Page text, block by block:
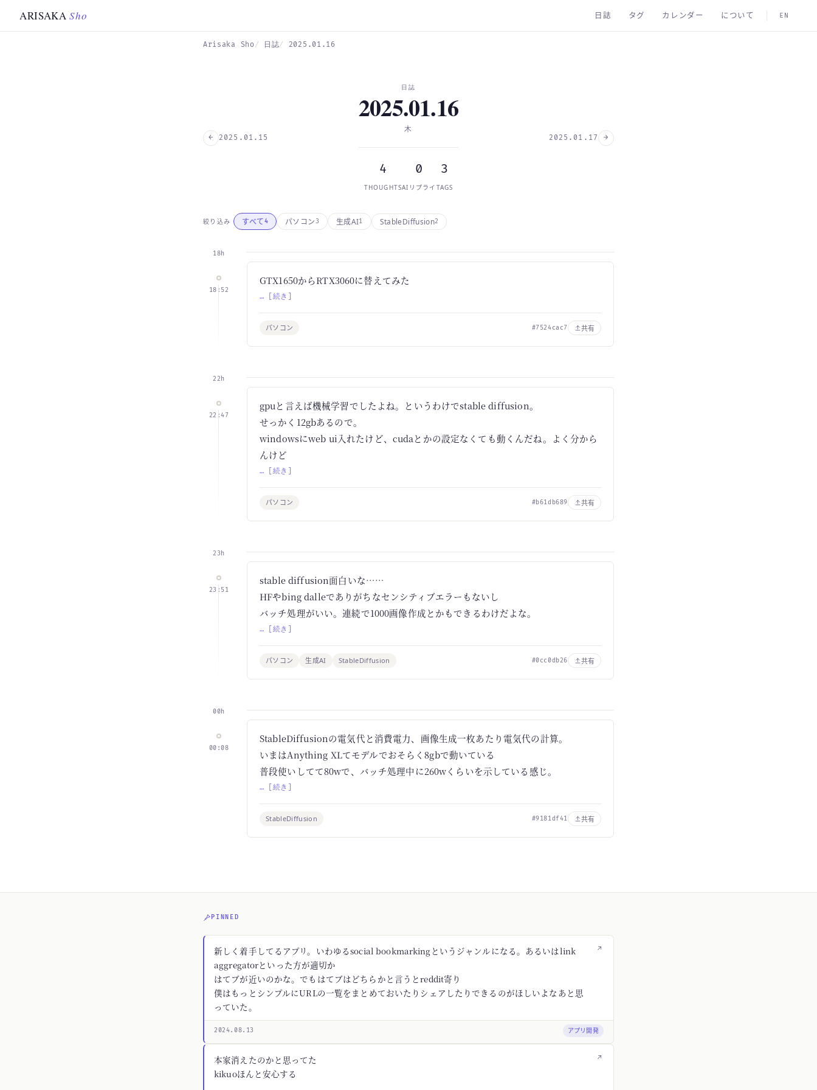
ARISAKASho 日誌 タグ カレンダー について EN
Arisaka Sho 日誌 2025.01.16
← 2025.01.15
日誌
2025.01.16
木
4
THOUGHTS
0
AIリプライ
3
TAGS
2025.01.17 →
絞り込み すべて4 パソコン 3 生成AI1 StableDiffusion2
18h
18:52
GTX1650からRTX3060に替えてみた
… [続き]
パソコン #7524cac7 共有
22h
22:47
gpuと言えば機械学習でしたよね。というわけでstable diffusion。
せっかく12gbあるので。
windowsにweb ui入れたけど、cudaとかの設定なくても動くんだね。よく分から
んけど
… [続き]
パソコン #b61db689 共有
23h
23:51
stable diffusion面白いな……
HFやbing dalleでありがちなセンシティブエラーもないし
バッチ処理がいい。連続で1000画像作成とかもできるわけだよな。
… [続き]
パソコン 生成AI StableDiffusion #0cc0db26 共有
00h
00:08
StableDiffusionの電気代と消費電力、画像生成一枚あたり電気代の計算。
いまはAnything XLてモデルでおそらく8gbで動いている
普段使いしてて80wで、バッチ処理中に260wくらいを示している感じ。
… [続き]
StableDiffusion #9181df41 共有
PINNED
↗
新しく着手してるアプリ。いわゆるsocial bookmarkingというジャンルになる。あるいはlink
aggregatorといった方が適切か
はてブが近いのかな。でもはてブはどちらかと言うとreddit寄り
僕はもっとシンプルにURLの一覧をまとめておいたりシェアしたりできるのがほしいよなあと思
っていた。
2024.08.13 アプリ開発
↗
本家消えたのかと思ってた
kikuoほんと安心する